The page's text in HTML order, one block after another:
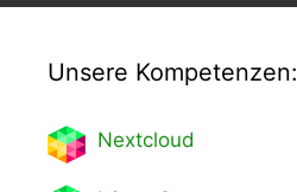
Unsere Kompetenzen:
Nextcloud